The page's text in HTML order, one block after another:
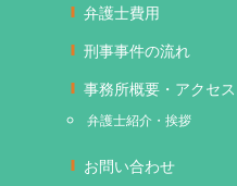
弁護士費用
刑事事件の流れ
事務所概要・アクセス
弁護士紹介・挨拶
お問い合わせ